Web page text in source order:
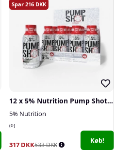
216
12 x 5% Nutrition Pump Shot, 59 ml
5% Nutrition
0
317 DKK533 DKK
Køb!